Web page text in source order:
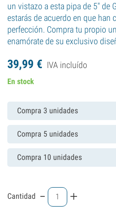
un vistazo a esta pipa de 5" de
estarás de acuerdo en que han
perfección. Compra tu propio
enamórate de su exclusivo
39,99 € IVA incluído
En stock
Compra 3 unidades
Compra 5 unidades
Compra 10 unidades
Cantidad - +